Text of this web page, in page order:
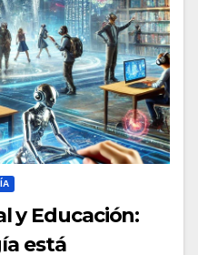
y Educación:
está